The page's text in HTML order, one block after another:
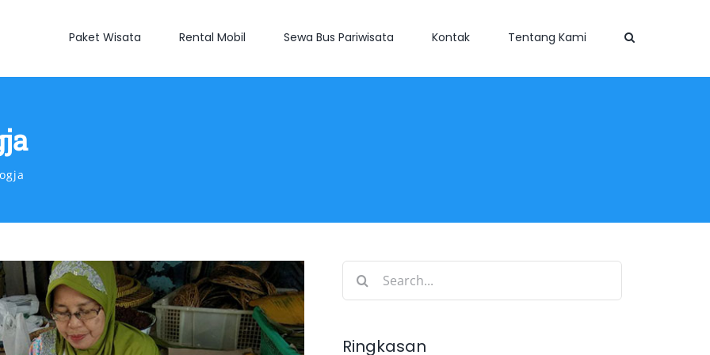
Paket Wisata Rental Mobil Sewa Bus Pariwisata Kontak Tentang Kami
Search
Ringkasan